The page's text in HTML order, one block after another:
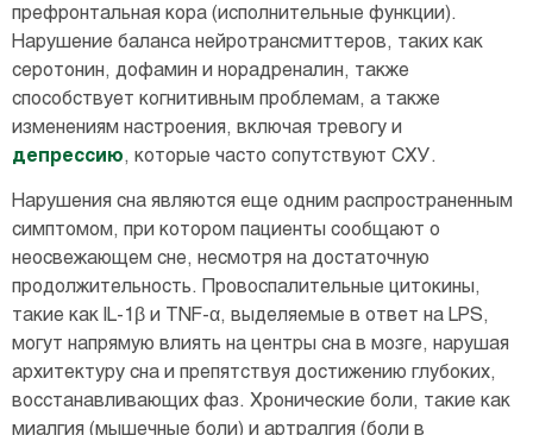
префронтальная кора (исполнительные функции).
Нарушение баланса нейротрансмиттеров, таких как
серотонин, дофамин и норадреналин, также
способствует когнитивным проблемам, а также
изменениям настроения, включая тревогу и
депрессию, которые часто сопутствуют СХУ.
Нарушения сна являются еще одним распространенным
симптомом, при котором пациенты сообщают о
неосвежающем сне, несмотря на достаточную
продолжительность. Провоспалительные цитокины,
такие как IL-1β и TNF-α, выделяемые в ответ на LPS,
могут напрямую влиять на центры сна в мозге, нарушая
архитектуру сна и препятствуя достижению глубоких,
восстанавливающих фаз. Хронические боли, такие как
миалгия (мышечные боли) и артралгия (боли в